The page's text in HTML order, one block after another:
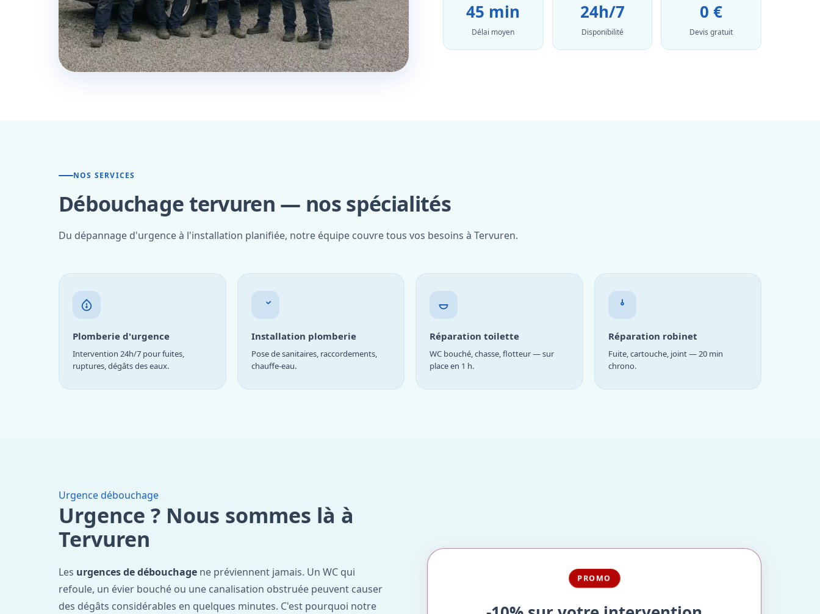
45 min
Délai moyen
24h/7
Disponibilité
0 €
Devis gratuit
NOS SERVICES
Débouchage tervuren — nos spécialités
Du dépannage d'urgence à l'installation planifiée, notre équipe couvre tous vos besoins à Tervuren.
Plomberie d'urgence
Intervention 24h/7 pour fuites,
ruptures, dégâts des eaux.
Installation plomberie
Pose de sanitaires, raccordements,
chauffe-eau.
Réparation toilette
WC bouché, chasse, flotteur — sur
place en 1 h.
Réparation robinet
Fuite, cartouche, joint — 20 min
chrono.
Urgence débouchage
Urgence ? Nous sommes là à
Tervuren
Les urgences de débouchage ne préviennent jamais. Un WC qui
refoule, un évier bouché ou une canalisation obstruée peuvent causer
des dégâts considérables en quelques minutes. C'est pourquoi notre
PROMO